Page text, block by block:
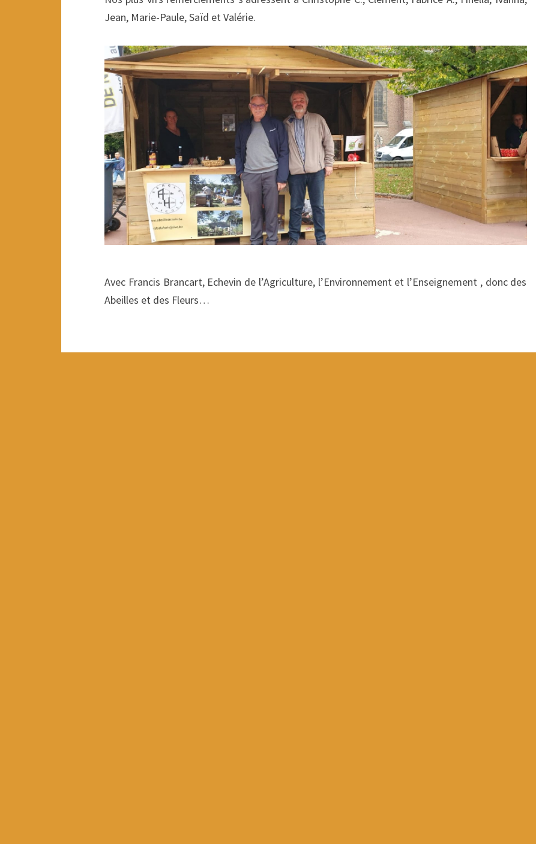
Jean, Marie-Paule, Saïd et Valérie.
Avec Francis Brancart, Echevin de l’Agriculture, l’Environnement et l’Enseignement , donc des
Abeilles et des Fleurs…